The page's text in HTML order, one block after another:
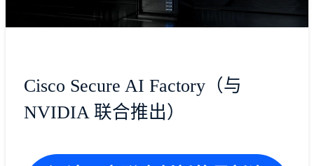
Cisco Secure AI Factory（与
NVIDIA 联合推出）